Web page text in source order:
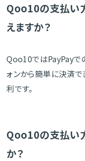
Qoo10の支払い
えますか？
Qoo10ではPayPayで
ォンから簡単に決済
利です。
Qoo10の支払い
か？